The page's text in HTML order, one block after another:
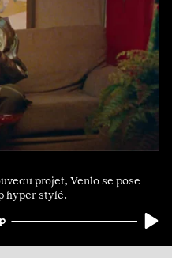
projet, Venlo se pose
hyper stylé.